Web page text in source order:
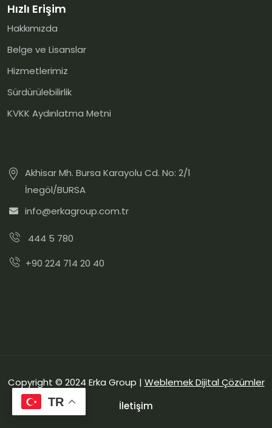
Hızlı Erişim
Hakkımızda
Belge ve Lisanslar
Hizmetlerimiz
Sürdürülebilirlik
KVKK Aydınlatma Metni
Akhisar Mh. Bursa Karayolu Cd. No: 2/1
İnegöl/BURSA
info@erkagroup.com.tr
444 5 780
+90 224 714 20 40
Copyright © 2024 Erka Group | Weblemek Dijital Çözümler
İletişim
TR